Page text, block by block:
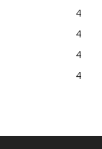
4
4
4
4